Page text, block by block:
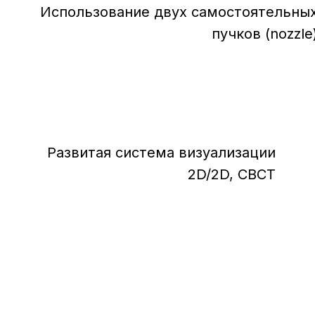
Использование двух
пучков
Развитая система визуализации
2D/2D, CBCT